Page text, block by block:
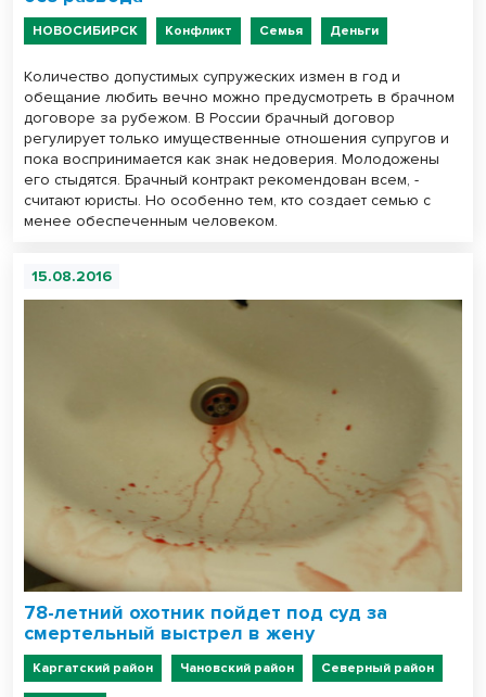
НОВОСИБИРСК Конфликт Семья Деньги
Количество допустимых супружеских измен в год и
обещание любить вечно можно предусмотреть в брачном
договоре за рубежом. В России брачный договор
регулирует только имущественные отношения супругов и
пока воспринимается как знак недоверия. Молодожены
его стыдятся. Брачный контракт рекомендован всем, -
считают юристы. Но особенно тем, кто создает семью с
менее обеспеченным человеком.
15.08.2016
78-летний охотник пойдет под суд за
смертельный выстрел в жену
Каргатский район Чановский район Северный район